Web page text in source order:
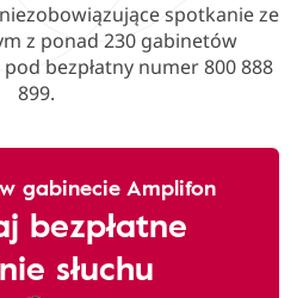
spotkanie ze
z ponad 230 gabinetów
bezpłatny numer 800 888
899.
gabinecie Amplifon
bezpłatne
słuchu